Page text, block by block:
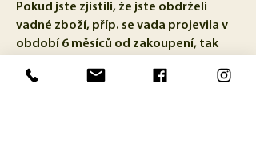
Pokud jste zjistili, že jste obdrželi
vadné zboží, příp. se vada projevila v
období 6 měsíců od zakoupení, tak
níže uvedenou adresu Zásilkovny: